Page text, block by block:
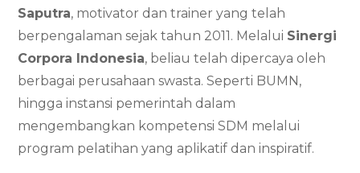
Saputra, motivator dan trainer yang telah
berpengalaman sejak tahun 2011. Melalui Sinergi
Corpora Indonesia, beliau telah dipercaya oleh
berbagai perusahaan swasta. Seperti BUMN,
hingga instansi pemerintah dalam
mengembangkan kompetensi SDM melalui
program pelatihan yang aplikatif dan inspiratif.